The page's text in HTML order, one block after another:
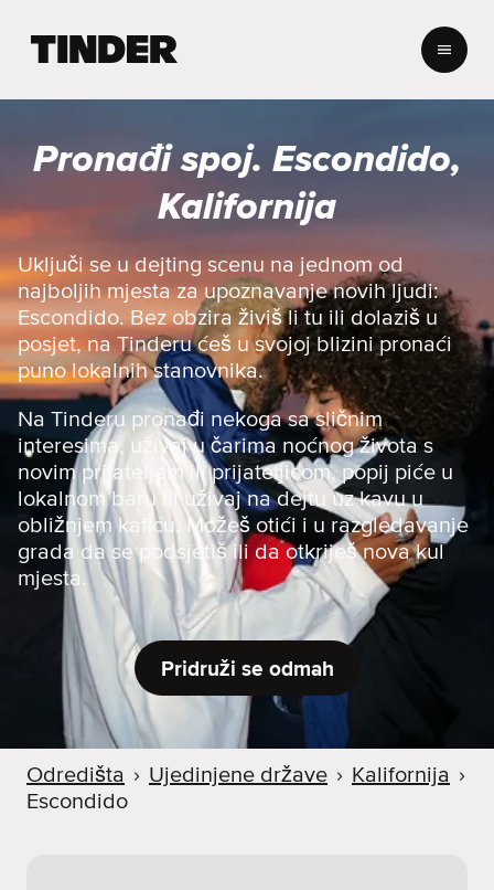
r
a
l
o
v
n
i
c
a
Pronađi spoj. Escondido,
Kalifornija
Uključi se u dejting scenu na jednom od
najboljih mjesta za upoznavanje novih ljudi:
Escondido. Bez obzira živiš li tu ili dolaziš u
posjet, na Tinderu ćeš u svojoj blizini pronaći
puno lokalnih stanovnika.
Na Tinderu pronađi nekoga sa sličnim
interesima, uživaj u čarima noćnog života s
novim prijateljem ili prijateljicom, popij piće u
lokalnom baru ili uživaj na dejtu uz kavu u
obližnjem kafiću. Možeš otići i u razgledavanje
grada da se podsjetiš ili da otkriješ nova kul
mjesta.
Pridruži se odmah
Odredišta › Ujedinjene države › Kalifornija ›
Escondido